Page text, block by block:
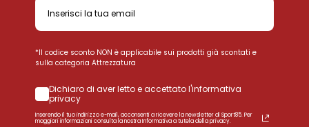
*Il codice sconto NON è applicabile sui prodotti già scontati e
sulla categoria Attrezzatura
Dichiaro di aver letto e accettato l'informativa
privacy
Inserendo il tuo indirizzo e-mail, acconsenti a ricevere la newsletter di Sport85. Per
maggiori informazioni consulta la nostra Informativa a tutela della privacy.